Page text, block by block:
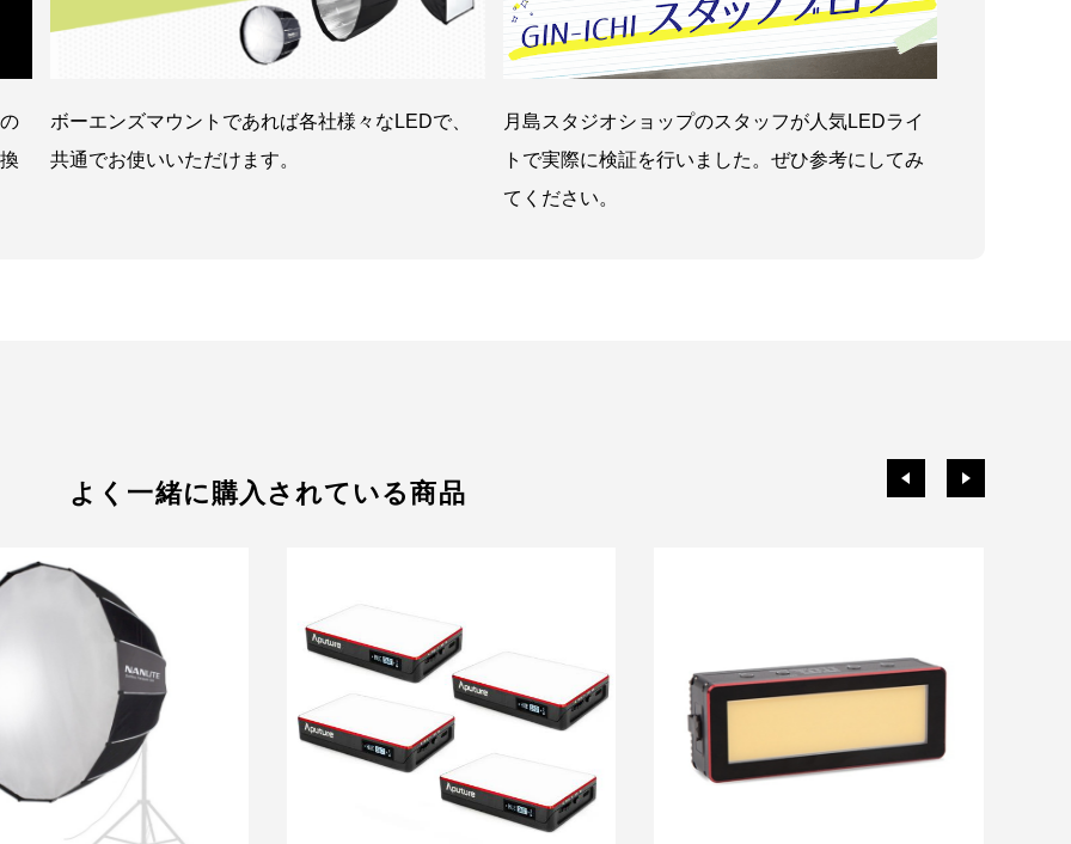
ボーエンズマウントであれば各社様々なLEDで、
共通でお使いいただけます。
月島スタジオショップのスタッフが人気LEDライ
トで実際に検証を行いました。ぜひ参考にしてみ
てください。
よく一緒に購入されている商品